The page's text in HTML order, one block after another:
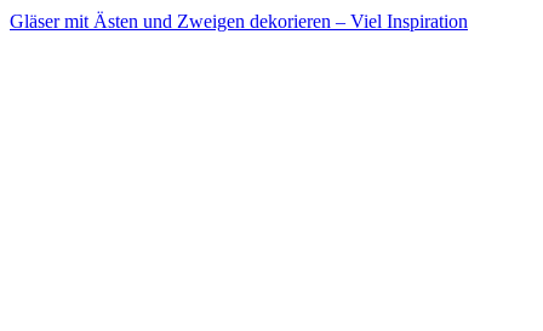
Gläser mit Ästen und Zweigen dekorieren – Viel Inspiration